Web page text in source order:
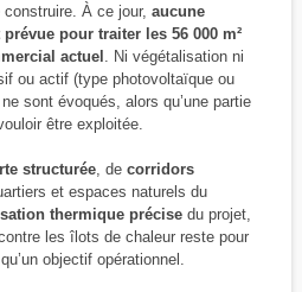
construire. À ce jour, aucune
pour traiter les 56 000 m²
actuel
. Ni végétalisation ni
ou actif (type photovoltaïque ou
sont évoqués, alors qu’une partie
être exploitée.
structurée, de corridors
et espaces naturels du
thermique précisedu projet,
les îlots de chaleur reste pour
objectif opérationnel.